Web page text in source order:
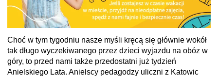
Choć w tym tygodniu nasze myśli kręcą się głównie wokół
tak długo wyczekiwanego przez dzieci wyjazdu na obóz w
góry, to przed nami także przedostatni już tydzień
Anielskiego Lata. Anielscy pedagodzy uliczni z Katowic